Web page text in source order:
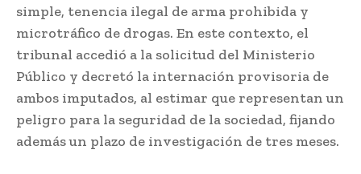
simple, tenencia ilegal de arma prohibida y
microtráfico de drogas. En este contexto, el
tribunal accedió a la solicitud del Ministerio
Público y decretó la internación provisoria de
ambos imputados, al estimar que representan un
peligro para la seguridad de la sociedad, fijando
además un plazo de investigación de tres meses.